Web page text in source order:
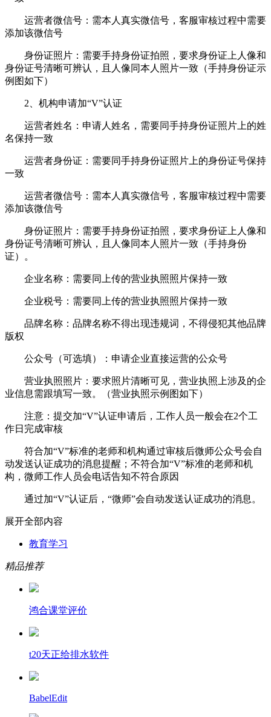
运营者微信号：需本人真实微信号，客服审核过程中需要
添加该微信号
身份证照片：需要手持身份证拍照，要求身份证上人像和
身份证号清晰可辨认，且人像同本人照片一致（手持身份证示
例图如下）
2、机构申请加“V”认证
运营者姓名：申请人姓名，需要同手持身份证照片上的姓
名保持一致
运营者身份证：需要同手持身份证照片上的身份证号保持
一致
运营者微信号：需本人真实微信号，客服审核过程中需要
添加该微信号
身份证照片：需要手持身份证拍照，要求身份证上人像和
身份证号清晰可辨认，且人像同本人照片一致（手持身份
证）。
企业名称：需要同上传的营业执照照片保持一致
企业税号：需要同上传的营业执照照片保持一致
品牌名称：品牌名称不得出现违规词，不得侵犯其他品牌
版权
公众号（可选填）：申请企业直接运营的公众号
营业执照照片：要求照片清晰可见，营业执照上涉及的企
业信息需跟填写一致。（营业执照示例图如下）
注意：提交加“V”认证申请后，工作人员一般会在2个工
作日完成审核
符合加“V”标准的老师和机构通过审核后微师公众号会自
动发送认证成功的消息提醒；不符合加“V”标准的老师和机
构，微师工作人员会电话告知不符合原因
通过加“V”认证后，“微师”会自动发送认证成功的消息。
展开全部内容
教育学习
精品推荐
鸿合课堂评价
t20天正给排水软件
BabelEdit